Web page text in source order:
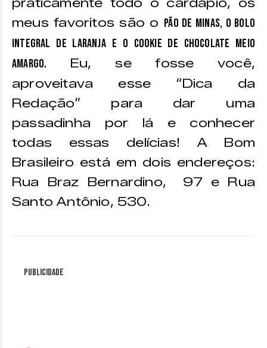
praticamente todo o cardápio, os
meus favoritos são o Pão de Minas, o Bolo
Integral de Laranja e o Cookie de Chocolate Meio
Amargo. Eu, se fosse você,
aproveitava esse “Dica da
Redação” para dar uma
passadinha por lá e conhecer
todas essas delícias! A Bom
Brasileiro está em dois endereços:
Rua Braz Bernardino, 97 e Rua
Santo Antônio, 530.
Publicidade